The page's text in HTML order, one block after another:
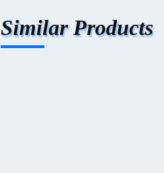
Similar Products